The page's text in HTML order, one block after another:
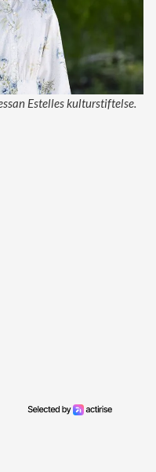
Estelles kulturstiftelse.